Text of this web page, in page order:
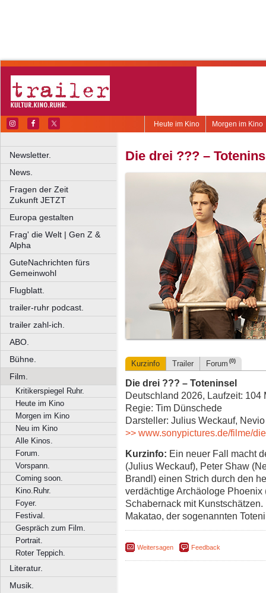
Morgen im Kino
Heute im Kino
Newsletter.
News.
Fragen der Zeit
Zukunft JETZT
Europa gestalten
Frag' die Welt | Gen Z &
Alpha
GuteNachrichten fürs
Gemeinwohl
Flugblatt.
trailer-ruhr podcast.
trailer zahl-ich.
ABO.
Bühne.
Film.
Kritikerspiegel Ruhr.
Heute im Kino
Morgen im Kino
Neu im Kino
Alle Kinos.
Forum.
Vorspann.
Coming soon.
Kino.Ruhr.
Foyer.
Festival.
Gespräch zum Film.
Portrait.
Roter Teppich.
Literatur.
Musik.
Die drei ??? –
Kurzinfo Trailer Forum (0)
Die drei ??? – Toteninsel
Deutschland 2026, Laufzeit: 104
Regie: Tim Dünschede
Darsteller: Julius Weckauf,
>> www.sonypictures.de/filme/
Kurzinfo: Ein neuer Fall macht
(Julius Weckauf), Peter Shaw
Brandl) einen Strich durch den
verdächtige Archäologe
Schabernack mit
Makatao, der sogenannten
Weitersagen Feedback